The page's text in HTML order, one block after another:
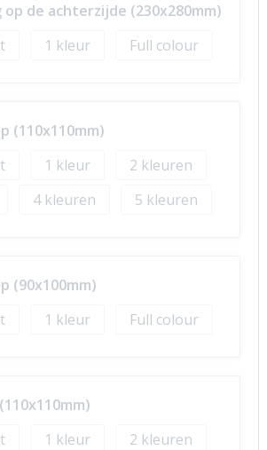
de achterzijde (230x280mm)
1 Full colour
(110x110mm)
1
2
4 5
(90x100mm)
1 Full colour
1
2